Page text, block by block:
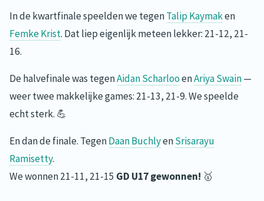
In de kwartfinale speelden we tegenTalip Kaymaken
Femke Krist. Dat liep eigenlijk meteen lekker: 21-12, 21-
16.
De halvefinale was tegenAidan ScharlooenAriya Swain—
weer twee makkelijke games: 21-13, 21-9. We speelde
echt sterk. 💪
En dan de finale. TegenDaan BuchlyenSrisarayu
Ramisetty.
We wonnen 21-11, 21-15 GD U17 gewonnen! 🥇